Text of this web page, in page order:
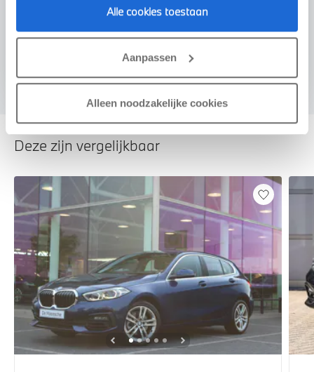
Alle cookies toestaan
Aanpassen
Alleen noodzakelijke cookies
Voorstel aanvragen
Deze zijn vergelijkbaar